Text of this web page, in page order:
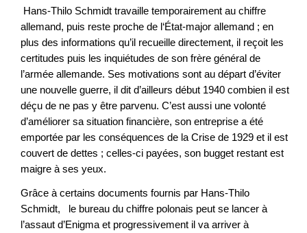
Hans-Thilo Schmidt travaille temporairement au chiffre
allemand, puis reste proche de l‘État-major allemand ; en
plus des informations qu’il recueille directement, il reçoit les
certitudes puis les inquiétudes de son frère général de
l’armée allemande. Ses motivations sont au départ d’éviter
une nouvelle guerre, il dit d’ailleurs début 1940 combien il est
déçu de ne pas y être parvenu. C’est aussi une volonté
d’améliorer sa situation financière, son entreprise a été
emportée par les conséquences de la Crise de 1929 et il est
couvert de dettes ; celles-ci payées, son bugget restant est
maigre à ses yeux.
Grâce à certains documents fournis par Hans-Thilo
Schmidt, le bureau du chiffre polonais peut se lancer à
l’assaut d’Enigma et progressivement il va arriver à